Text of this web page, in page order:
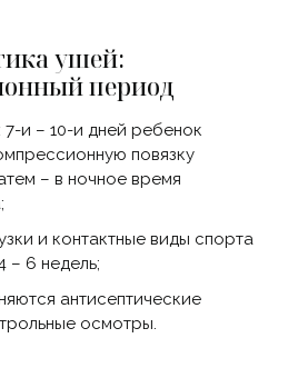
ушей:
период
7-и – 10-и дней ребенок
повязку
– в ночное время
и контактные виды спорта
– 6 недель;
антисептические
осмотры.